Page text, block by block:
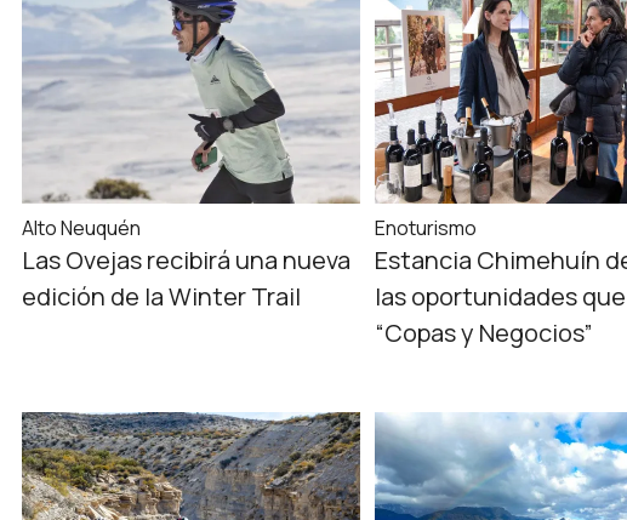
Alto Neuquén
Las Ovejas recibirá una nueva
edición de la Winter Trail
Enoturismo
Estancia Chimehuín
las oportunidades
“Copas y Negocios”